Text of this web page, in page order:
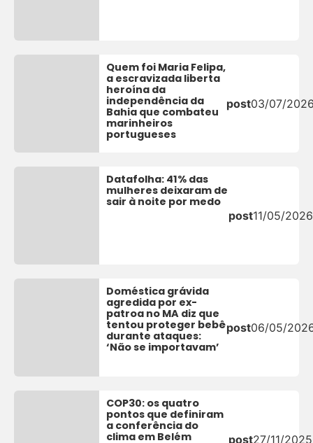
Quem foi Maria Felipa,
a escravizada liberta
heroína da
independência da
Bahia que combateu
marinheiros
portugueses
post03/07/
Datafolha: 41% das
mulheres deixaram de
sair à noite por medo
post11/05/2026
Doméstica grávida
agredida por ex-
patroa no MA diz que
tentou proteger bebê
durante ataques:
‘Não se importavam’
post06/05/
COP30: os quatro
pontos que definiram
a conferência do
clima em Belém
post27/11/2025